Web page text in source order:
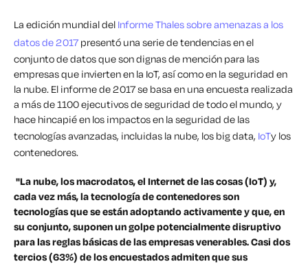
La edición mundial del Informe Thales sobre amenazas a los
datos de 2017 presentó una serie de tendencias en el
conjunto de datos que son dignas de mención para las
empresas que invierten en la IoT, así como en la seguridad en
la nube. El informe de 2017 se basa en una encuesta realizada
a más de 1100 ejecutivos de seguridad de todo el mundo, y
hace hincapié en los impactos en la seguridad de las
tecnologías avanzadas, incluidas la nube, los big data, IoTy los
contenedores.
"La nube, los macrodatos, el Internet de las cosas (IoT) y,
cada vez más, la tecnología de contenedores son
tecnologías que se están adoptando activamente y que, en
su conjunto, suponen un golpe potencialmente disruptivo
para las reglas básicas de las empresas venerables. Casi dos
tercios (63%) de los encuestados admiten que sus